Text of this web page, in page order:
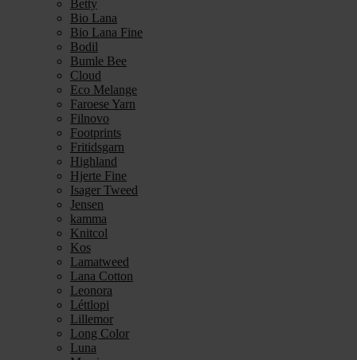
Betty
Bio Lana
Bio Lana Fine
Bodil
Bumle Bee
Cloud
Eco Melange
Faroese Yarn
Filnovo
Footprints
Fritidsgarn
Highland
Hjerte Fine
Isager Tweed
Jensen
kamma
Knitcol
Kos
Lamatweed
Lana Cotton
Leonora
Léttlopi
Lillemor
Long Color
Luna